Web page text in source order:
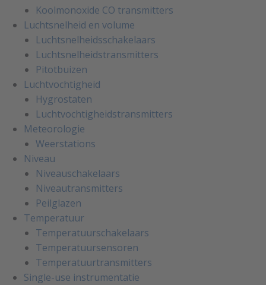
Koolmonoxide CO transmitters
Luchtsnelheid en volume
Luchtsnelheidsschakelaars
Luchtsnelheidstransmitters
Pitotbuizen
Luchtvochtigheid
Hygrostaten
Luchtvochtigheidstransmitters
Meteorologie
Weerstations
Niveau
Niveauschakelaars
Niveautransmitters
Peilglazen
Temperatuur
Temperatuurschakelaars
Temperatuursensoren
Temperatuurtransmitters
Single-use instrumentatie